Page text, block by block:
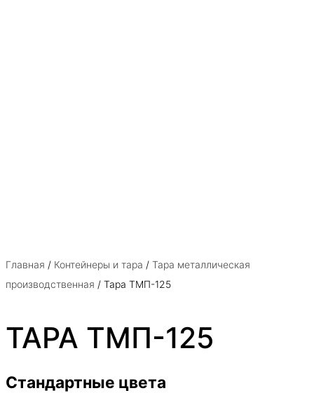
Главная / Контейнеры и тара / Тара металлическая
производственная / Тара ТМП-125
ТАРА ТМП-125
Стандартные цвета